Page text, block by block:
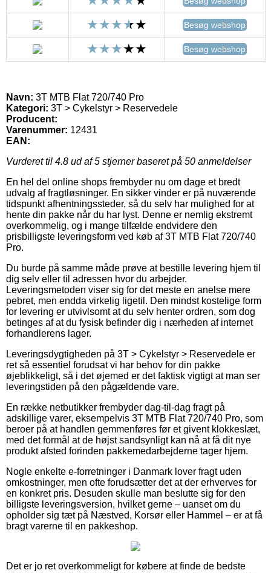
Besøg webshop
Besøg webshop
Navn: 3T MTB Flat 720/740 Pro
Kategori: 3T > Cykelstyr > Reservedele
Producent:
Varenummer: 12431
EAN:
Vurderet til 4.8 ud af 5 stjerner baseret på 50 anmeldelser
En hel del online shops frembyder nu om dage et bredt
udvalg af fragtløsninger. En sikker vinder er på nuværende
tidspunkt afhentningssteder, så du selv har mulighed for at
hente din pakke når du har lyst. Denne er nemlig ekstremt
overkommelig, og i mange tilfælde endvidere den
prisbilligste leveringsform ved køb af 3T MTB Flat 720/740
Pro.
Du burde på samme måde prøve at bestille levering hjem til
dig selv eller til adressen hvor du arbejder.
Leveringsmetoden viser sig for det meste en anelse mere
pebret, men endda virkelig ligetil. Den mindst kostelige form
for levering er utvivlsomt at du selv henter ordren, som dog
betinges af at du fysisk befinder dig i nærheden af internet
forhandlerens lager.
Leveringsdygtigheden på 3T > Cykelstyr > Reservedele er
ret så essentiel forudsat vi har behov for din pakke
øjeblikkeligt, så i det øjemed er det faktisk vigtigt at man ser
leveringstiden på den pågældende vare.
En række netbutikker frembyder dag-til-dag fragt på
adskillige varer, eksempelvis 3T MTB Flat 720/740 Pro, som
beroer på at handlen gemmenføres før et givent klokkeslæt,
med det formål at de højst sandsynligt kan nå at få dit nye
produkt afsted forinden pakkemedarbejderne tager hjem.
Nogle enkelte e-forretninger i Danmark lover fragt uden
omkostninger, men ofte forudsætter det at der erhverves for
en konkret pris. Desuden skulle man beslutte sig for den
billigste leveringsversion, hvilket gerne – uanset om du
opholder sig tæt på Næstved, Korsør eller Hammel – er at få
bragt varerne til en pakkeshop.
Det er jo ret overkommeligt for købere at finde de bedste